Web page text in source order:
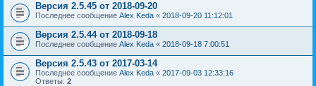
Версия 2.5.45 от 2018-09-20
Последнее сообщение Alex Keda « 2018-09-20 11:12:01
Версия 2.5.44 от 2018-09-18
Последнее сообщение Alex Keda « 2018-09-18 7:00:51
Версия 2.5.43 от 2017-03-14
Последнее сообщение Alex Keda « 2017-09-03 12:33:16
Ответы: 2